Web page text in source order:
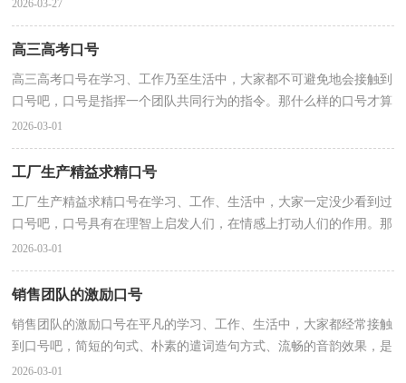
2026-03-27
高三高考口号
高三高考口号在学习、工作乃至生活中，大家都不可避免地会接触到
口号吧，口号是指挥一个团队共同行为的指令。那什么样的口号才算
得上是经典呢？以下是小编帮大家整理的高三高考口...
2026-03-01
工厂生产精益求精口号
工厂生产精益求精口号在学习、工作、生活中，大家一定没少看到过
口号吧，口号具有在理智上启发人们，在情感上打动人们的作用。那
些被广泛运用的口号都是什么样子的呢？以下是小编帮...
2026-03-01
销售团队的激励口号
销售团队的激励口号在平凡的学习、工作、生活中，大家都经常接触
到口号吧，简短的句式、朴素的遣词造句方式、流畅的音韵效果，是
口号的一大形式特征。那么什么样的口号才更具感染...
2026-03-01